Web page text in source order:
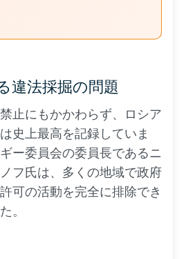
違法採掘の問題
止にもかかわらず、ロシア
史上最高を記録していま
ー委員会の委員長であるニ
フ氏は、多くの地域で政府
可の活動を完全に排除でき
。